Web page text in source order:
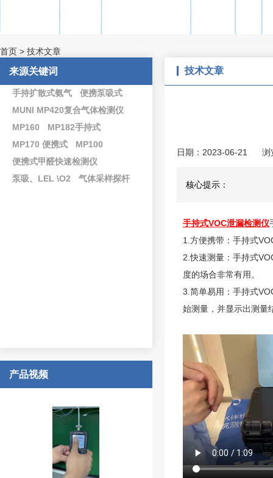
首页 > 技术文章
来源关键词
手持扩散式氨气
便携泵吸式
MUNI MP420复合气体检测仪
MP160
MP182手持式
MP170 便携式
MP100
便携式甲醛快速检测仪
泵吸、LEL \O2
气体采样探杆
产品视频
技术文章
日期：2023-06-21 浏
核心提示：
手持式VOC泄漏检测仪
1.方便携带：手持式
2.快速测量：手持式
度的场合非常有用。
3.简单易用：手持式
始测量，并显示出测量